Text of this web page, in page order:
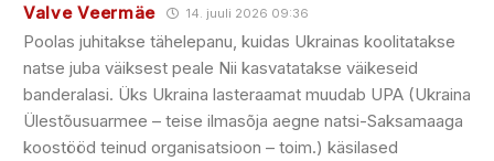
Valve Veermäe 14. juuli 2026 09:36
Poolas juhitakse tähelepanu, kuidas Ukrainas koolitatakse
natse juba väiksest peale Nii kasvatatakse väikeseid
banderalasi. Üks Ukraina lasteraamat muudab UPA (Ukraina
Ülestõusuarmee – teise ilmasõja aegne natsi-Saksamaaga
koostööd teinud organisatsioon – toim.) käsilased